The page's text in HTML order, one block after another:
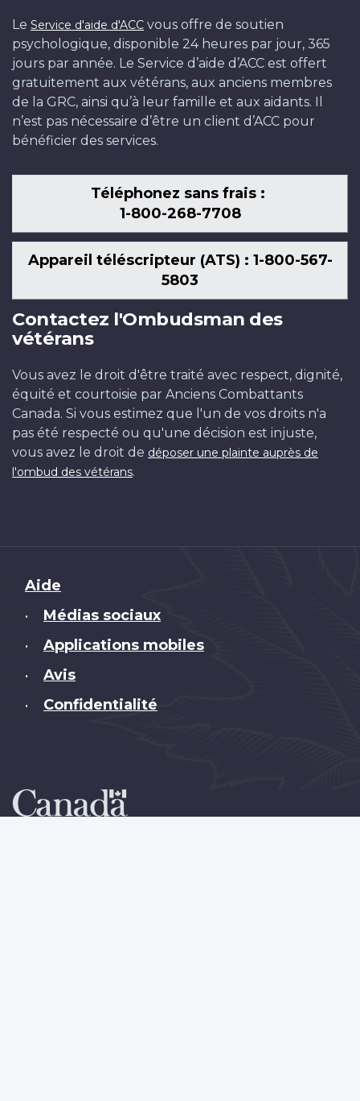
Le Service d'aide d'ACC vous offre de soutien
psychologique, disponible 24 heures par jour, 365
jours par année. Le Service d’aide d’ACC est offert
gratuitement aux vétérans, aux anciens membres
de la GRC, ainsi qu’à leur famille et aux aidants. Il
n’est pas nécessaire d’être un client d’ACC pour
bénéficier des services.
Téléphonez sans frais :
1-800-268-7708
Appareil téléscripteur (ATS) : 1-800-567-
5803
Contactez l'Ombudsman des
vétérans
Vous avez le droit d'être traité avec respect, dignité,
équité et courtoisie par Anciens Combattants
Canada. Si vous estimez que l'un de vos droits n'a
pas été respecté ou qu'une décision est injuste,
vous avez le droit de déposer une plainte auprès de
l'ombud des vétérans.
Brand
Aide
• Médias sociaux
• Applications mobiles
• Avis
• Confidentialité